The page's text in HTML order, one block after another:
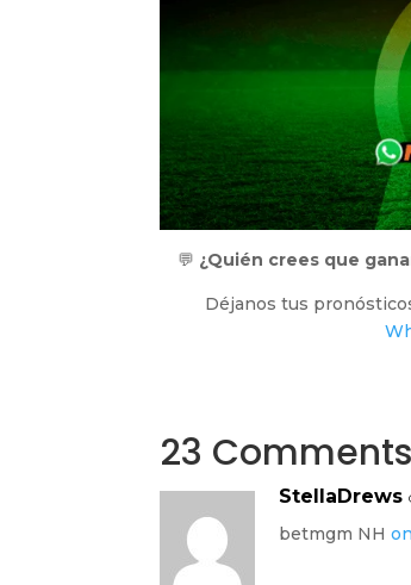
💬 ¿Quién crees que
Déjanos tus
23 Comments
StellaDrews
betmgm NH